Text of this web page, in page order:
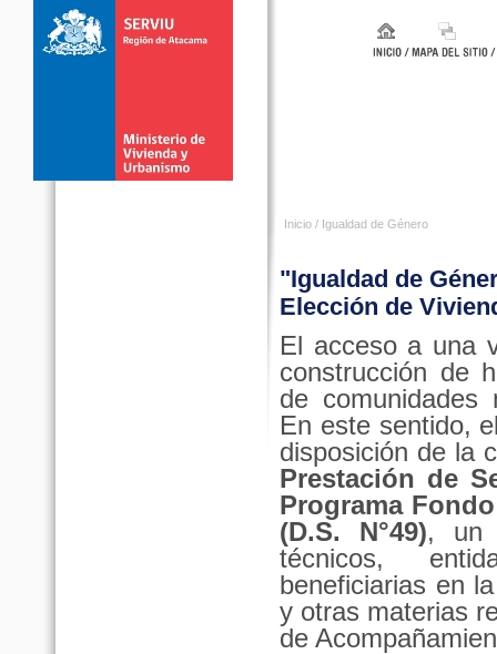
Inicio / Igualdad de Género
"Igualdad de
Elección de
El acceso a una
construcción de
de comunidades
En este sentido,
disposición de la
Prestación de
Programa
(D.S. N°49), un
técnicos,
beneficiarias en
y otras materias
de